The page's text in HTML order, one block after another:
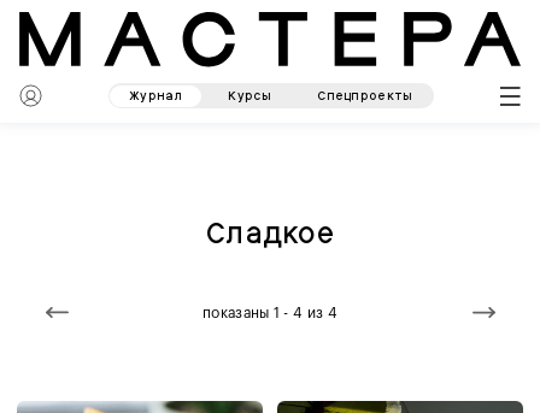
Журнал Курсы Спецпроекты
Сладкое
показаны 1 - 4 из 4